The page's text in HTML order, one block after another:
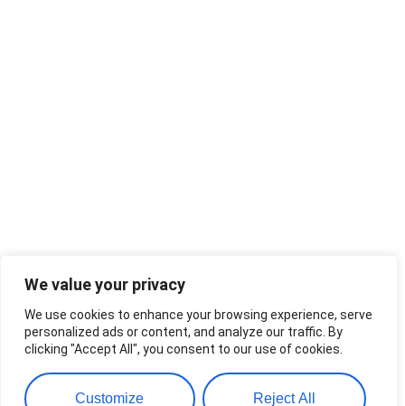
We value your privacy
We use cookies to enhance your browsing experience, serve
personalized ads or content, and analyze our traffic. By
clicking "Accept All", you consent to our use of cookies.
Customize Reject All